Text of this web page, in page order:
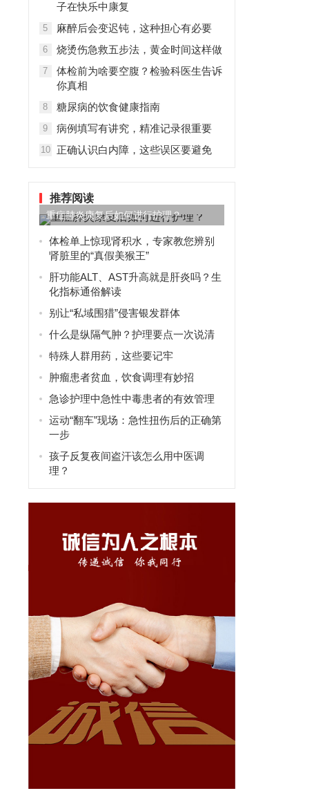
子在快乐中康复
5 麻醉后会变迟钝，这种担心有必要
6 烧烫伤急救五步法，黄金时间这样做
7
体检前为啥要空腹？检验科医生告诉
你真相
8 糖尿病的饮食健康指南
9 病例填写有讲究，精准记录很重要
10 正确认识白内障，这些误区要避免
推荐阅读
重症肺炎康复后如何进行护理？
体检单上惊现肾积水，专家教您辨别
肾脏里的“真假美猴王”
肝功能ALT、AST升高就是肝炎吗？生
化指标通俗解读
别让“私域围猎”侵害银发群体
什么是纵隔气肿？护理要点一次说清
特殊人群用药，这些要记牢
肿瘤患者贫血，饮食调理有妙招
急诊护理中急性中毒患者的有效管理
运动“翻车”现场：急性扭伤后的正确第
一步
孩子反复夜间盗汗该怎么用中医调
理？